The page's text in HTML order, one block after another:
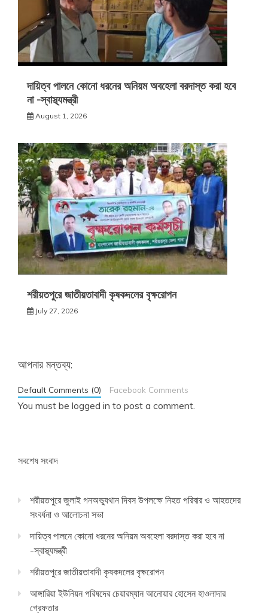
দায়িত্ব পালনে কোনো ধরনের অনিয়ম অবহেলা বরদাস্ত করা হবে
না -স্বাস্থ্যমন্ত্রী
August 1, 2026
শরীয়তপুরে জাতীয়তাবাদী কৃষকদলের বৃক্ষরোপন
July 27, 2026
আপনার মন্তব্য:
Default Comments (0) Facebook Comments
You must be logged in to post a comment.
সবশেষ সংবাদ
শরীয়তপুরে জুলাই গনঅভ্যুথান দিবস উপলক্ষে নিহত পরিবার ও আহতদের
সংবর্ধনা ও আলোচনা সভা
দায়িত্ব পালনে কোনো ধরনের অনিয়ম অবহেলা বরদাস্ত করা হবে না
-স্বাস্থ্যমন্ত্রী
শরীয়তপুরে জাতীয়তাবাদী কৃষকদলের বৃক্ষরোপন
আঙ্গারিয়া ইউনিয়ন পরিষদের চেয়ারম্যান আনোয়ার হোসেন হাওলাদার
গ্রেফতার